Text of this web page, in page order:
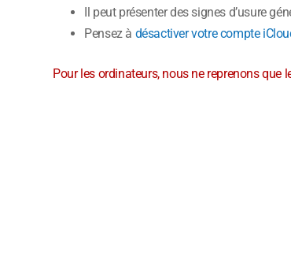
Il peut présenter des signes d’usure
Pensez à désactiver votre compte
Pour les ordinateurs, nous ne reprenons que